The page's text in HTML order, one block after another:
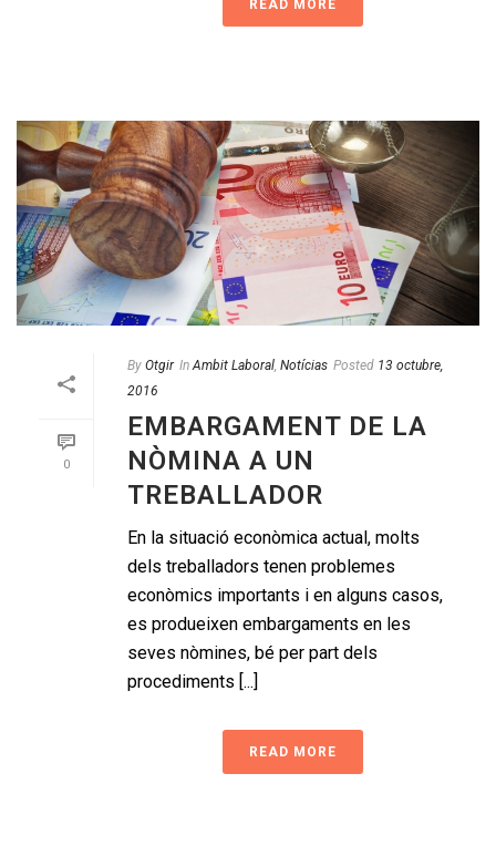
READ MORE
0
By Otgir In Ambit Laboral Notícias Posted 13 octubre,
2016
EMBARGAMENT DE LA
NÒMINA A UN
TREBALLADOR
En la situació econòmica actual, molts
dels treballadors tenen problemes
econòmics importants i en alguns casos,
es produeixen embargaments en les
seves nòmines, bé per part dels
procediments [...]
READ MORE